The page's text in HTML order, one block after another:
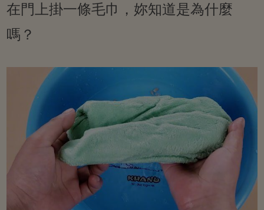
在門上掛一條毛巾，妳知道是為什麼
嗎？